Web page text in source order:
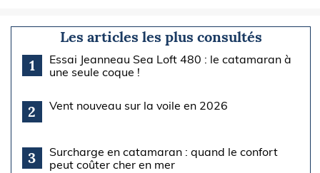
Les articles les plus consultés
1
Essai Jeanneau Sea Loft 480 : le catamaran à
une seule coque !
2 Vent nouveau sur la voile en 2026
3
Surcharge en catamaran : quand le confort
peut coûter cher en mer